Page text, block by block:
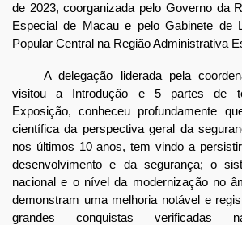
de 2023, coorganizada pelo Governo da
Especial de Macau e pelo Gabinete de
Popular Central na Região Administrativa
A delegação liderada pela
visitou a Introdução e 5 partes de
Exposição, conheceu profundamente
científica da perspectiva geral da
nos últimos 10 anos, tem vindo a
desenvolvimento e da segurança; o
nacional e o nível da modernização no
demonstram uma melhoria notável e
grandes conquistas verificadas